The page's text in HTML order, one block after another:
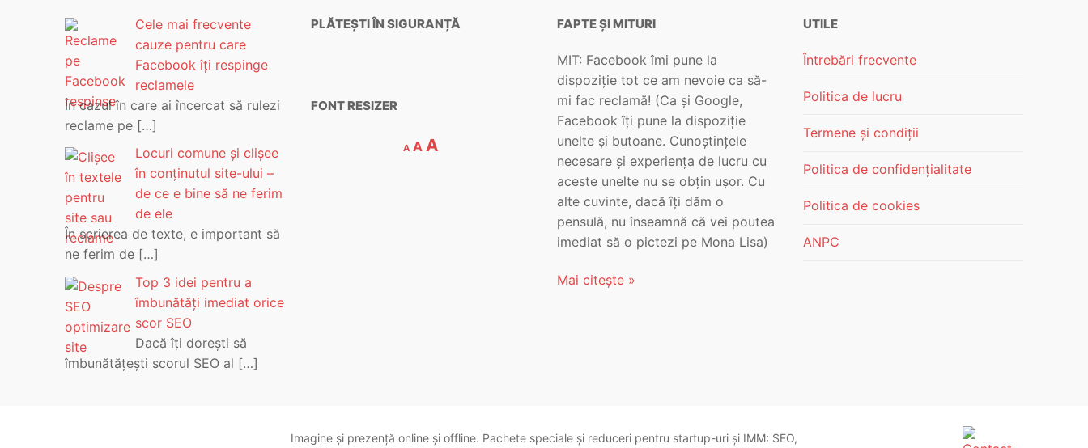
Cele mai frecvente
cauze pentru care
Facebook îți respinge
reclamele
În cazul în care ai încercat să rulezi
reclame pe […]
Locuri comune și clișee
în conținutul site-ului –
de ce e bine să ne ferim
de ele
În scrierea de texte, e important să
ne ferim de […]
Top 3 idei pentru a
îmbunătăți imediat orice
scor SEO
Dacă îți dorești să
îmbunătățești scorul SEO al […]
PLĂTEȘTI ÎN SIGURANȚĂ
FONT RESIZER
A A A
FAPTE ȘI MITURI
MIT: Facebook îmi pune la
dispoziție tot ce am nevoie ca să-
mi fac reclamă! (Ca și Google,
Facebook îți pune la dispoziție
unelte și butoane. Cunoștințele
necesare și experiența de lucru cu
aceste unelte nu se obțin ușor. Cu
alte cuvinte, dacă îți dăm o
pensulă, nu înseamnă că vei poutea
imediat să o pictezi pe Mona Lisa)
Mai citește »
UTILE
Întrebări frecvente
Politica de lucru
Termene și condiții
Politica de confidențialitate
Politica de cookies
ANPC
Imagine și prezență online și offline. Pachete speciale și reduceri pentru startup-uri și IMM: SEO,